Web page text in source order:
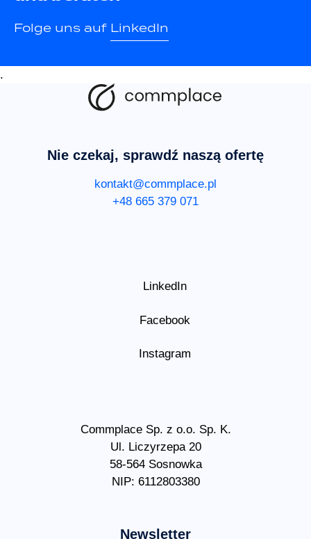
Folge uns auf LinkedIn
.
Nie czekaj, sprawdź naszą ofertę
kontakt@commplace.pl
+48 665 379 071
LinkedIn
Facebook
Instagram
Commplace Sp. z o.o. Sp. K.
Ul. Liczyrzepa 20
58-564 Sosnowka
NIP: 6112803380
Newsletter